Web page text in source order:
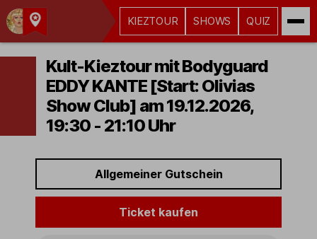
Kult-
Kieztouren
Hamburg
KIEZTOUR SHOWS QUIZ
Kult-Kieztour mit Bodyguard
EDDY KANTE [Start: Olivias
Show Club] am 19.12.2026,
19:30 - 21:10 Uhr
Allgemeiner Gutschein
Ticket kaufen